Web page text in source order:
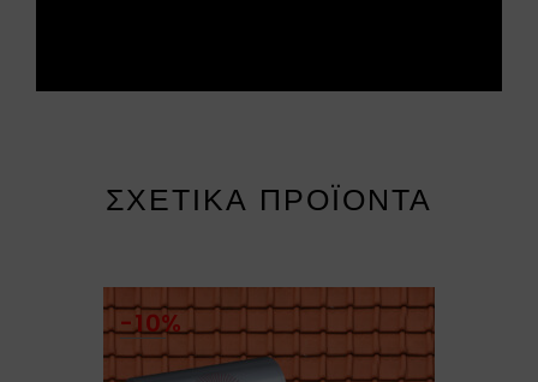
ΣΧΕΤΙΚΆ ΠΡΟΪΌΝΤΑ
-10%